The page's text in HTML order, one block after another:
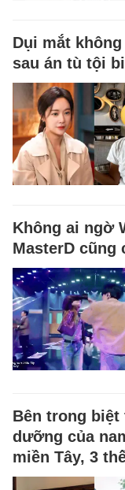
Dụi mắt
sau án tù tội
Không ai ngờ
MasterD cũng
Bên trong biệt
dưỡng của
miền Tây, 3